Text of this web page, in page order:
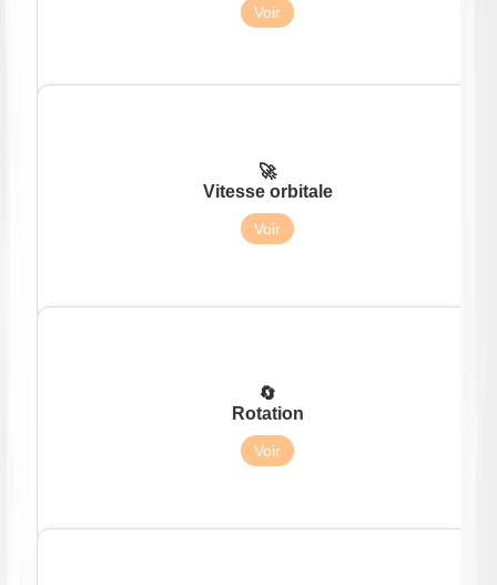
Voir
🚀
Vitesse orbitale
Voir
35,02 km/s
🔄
Rotation
Voir
Rétrograde (opposée à la Terre)